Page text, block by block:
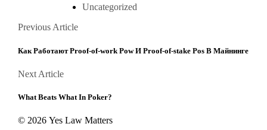
Uncategorized
Posts
navigation
Previous ArticlePrevious
Как Работают Proof-of-work Pow И Proof-of-stake Pos В Майнинге
Next ArticleNext
What Beats What In Poker?
© 2026 Yes Law Matters